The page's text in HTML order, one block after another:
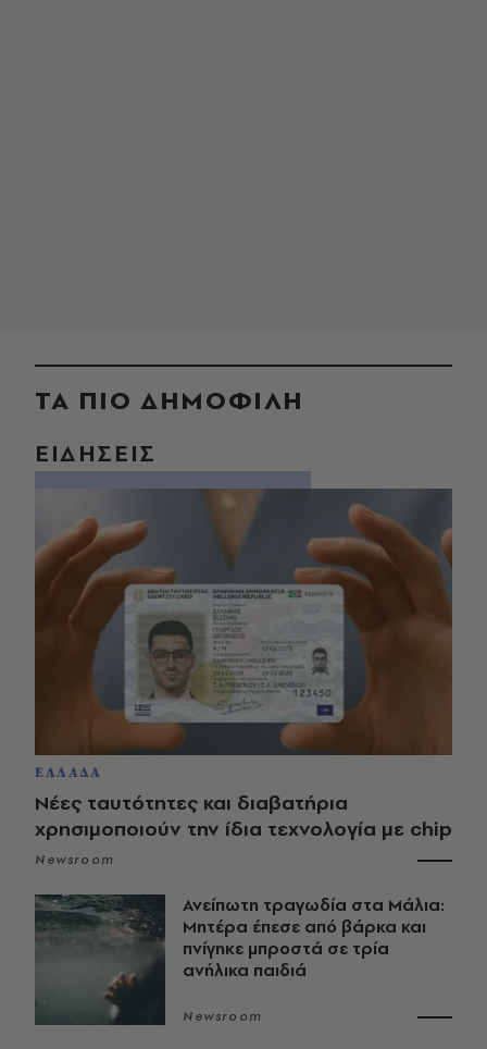
ΤΑ ΠΙΟ ΔΗΜΟΦΙΛΗ
ΕΙΔΗΣΕΙΣ
ΕΛΛΑΔΑ
Νέες ταυτότητες και διαβατήρια
χρησιμοποιούν την ίδια τεχνολογία με chip
Newsroom
Ανείπωτη τραγωδία στα Μάλια:
Μητέρα έπεσε από βάρκα και
πνίγηκε μπροστά σε τρία
ανήλικα παιδιά
Newsroom